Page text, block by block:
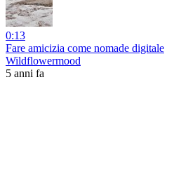
0:13
Fare amicizia come nomade digitale
Wildflowermood
5 anni fa